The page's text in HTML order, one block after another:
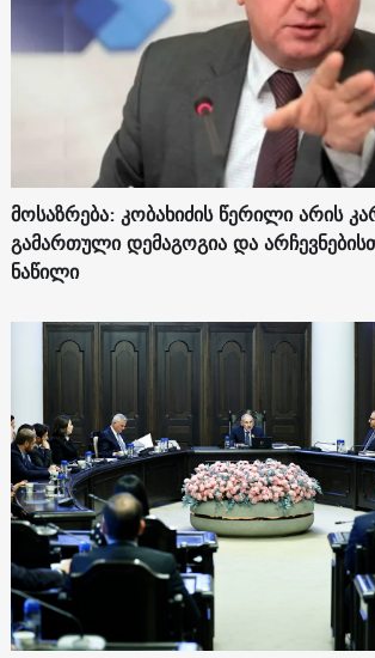
მოსაზრება: კობახიძის წერილი არის
გამართული დემაგოგია და
ნაწილი